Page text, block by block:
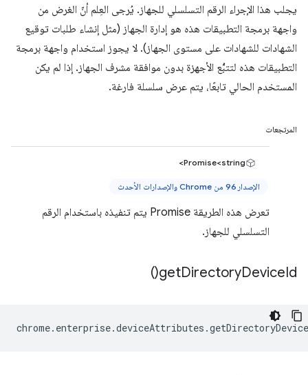
يجلب هذا الإجراء الرقم التسلسلي للجهاز. يُرجى العِلم أنّ الغرض من
واجهة برمجة التطبيقات هذه هو إدارة الجهاز (مثل إنشاء طلبات توقيع
الشهادات للشهادات على مستوى الجهاز). لا يجوز استخدام واجهة برمجة
التطبيقات هذه لتتبُّع الأجهزة بدون موافقة مشرف الجهاز. إذا لم يكن
المستخدم الحالي تابعًا، يتم عرض سلسلة فارغة.
المرتجعات
Promise<string>
الإصدار 96 من Chrome والإصدارات الأحدث
تعرض هذه الطريقة Promise يتم تنفيذه باستخدام الرقم
التسلسلي للجهاز.
getDirectoryDeviceId(
)
chrome. enterprise.deviceAttributes .